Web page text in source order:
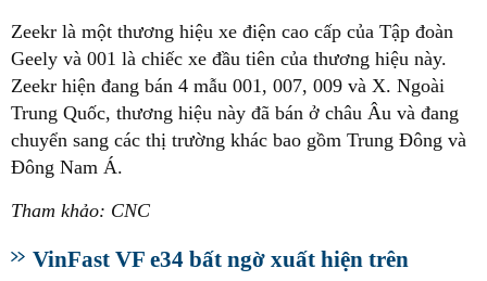
Zeekr là một thương hiệu xe điện cao cấp của Tập đoàn
Geely và 001 là chiếc xe đầu tiên của thương hiệu này.
Zeekr hiện đang bán 4 mẫu 001, 007, 009 và X. Ngoài
Trung Quốc, thương hiệu này đã bán ở châu Âu và đang
chuyển sang các thị trường khác bao gồm Trung Đông và
Đông Nam Á.
Tham khảo: CNC
VinFast VF e34 bất ngờ xuất hiện trên